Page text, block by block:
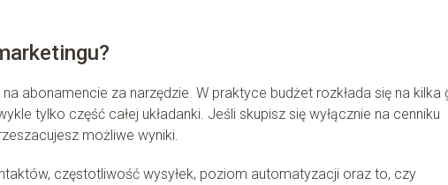
abonamencie za narzędzie. W praktyce budżet rozkłada się na kilka
tylko część całej układanki. Jeśli skupisz się wyłącznie na cenniku
możliwe wyniki.
częstotliwość wysyłek, poziom automatyzacji oraz to, czy